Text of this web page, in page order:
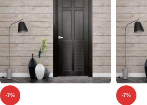
-7% -7%